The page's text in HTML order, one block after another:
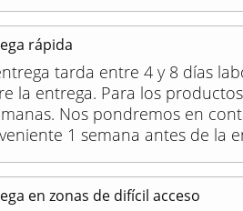
rápida
tarda entre 4 y 8 días
la entrega. Para los
Nos pondremos en
1 semana antes de la
en zonas de difícil acceso